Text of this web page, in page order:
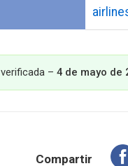
–4 de mayo de
Compartir